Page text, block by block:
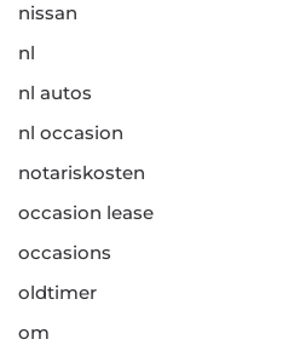
nissan
nl
nl autos
nl occasion
notariskosten
occasion lease
occasions
oldtimer
om